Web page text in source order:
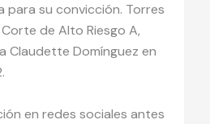
para su convicción. Torres
de Alto Riesgo A,
Claudette Domínguez en
en redes sociales antes